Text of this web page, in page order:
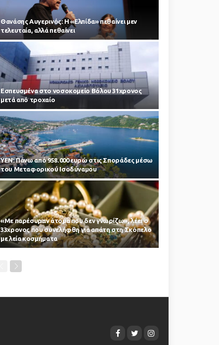
Θανάσης Αυγερινός: Η «Ελπίδα» πεθαίνει μεν
τελευταία, αλλά πεθαίνει
Εσπευσμένα στο νοσοκομείο Βόλου 31χρονος
μετά από τροχαίο
ΥΕΝ: Πάνω από 958.000 ευρώ στις Σποράδες μέσω
του Μεταφορικού Ισοδύναμου
«Με παρέσυραν άτομα που δεν γνωρίζω», λέει ο
33χρονος που συνελήφθη για απάτη στη Σκόπελο
με λεία κοσμήματα